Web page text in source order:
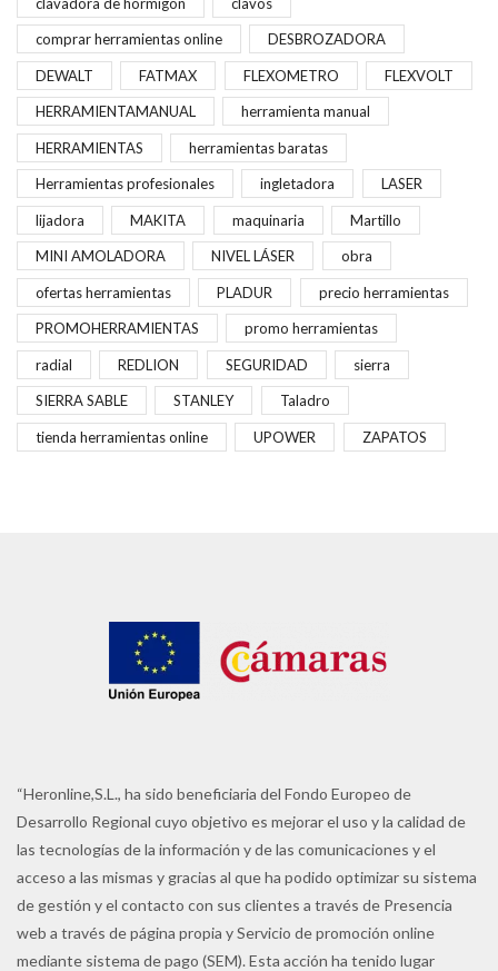
comprar herramientas online DESBROZADORA
DEWALT FATMAX FLEXOMETRO FLEXVOLT
HERRAMIENTAMANUAL herramienta manual
HERRAMIENTAS herramientas baratas
Herramientas profesionales ingletadora LASER
lijadora MAKITA maquinaria Martillo
MINI AMOLADORA NIVEL LÁSER obra
ofertas herramientas PLADUR precio herramientas
PROMOHERRAMIENTAS promo herramientas
radial REDLION SEGURIDAD sierra
SIERRA SABLE STANLEY Taladro
tienda herramientas online UPOWER ZAPATOS
“Heronline,S.L., ha sido beneficiaria del Fondo Europeo de
Desarrollo Regional cuyo objetivo es mejorar el uso y la calidad de
las tecnologías de la información y de las comunicaciones y el
acceso a las mismas y gracias al que ha podido optimizar su sistema
de gestión y el contacto con sus clientes a través de Presencia
web a través de página propia y Servicio de promoción online
mediante sistema de pago (SEM). Esta acción ha tenido lugar